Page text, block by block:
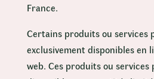
France.
Certains produits ou services
exclusivement disponibles en
web. Ces produits ou services